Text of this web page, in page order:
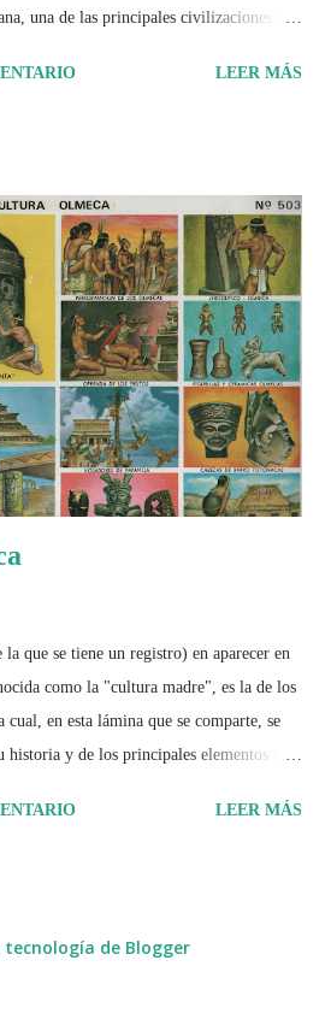
una de las principales civilizaciones que
LEER MÁS
que se tiene un registro) en aparecer en
como la "cultura madre", es la de los
en esta lámina que se comparte, se
y de los principales elementos que
LEER MÁS
tecnología de Blogger